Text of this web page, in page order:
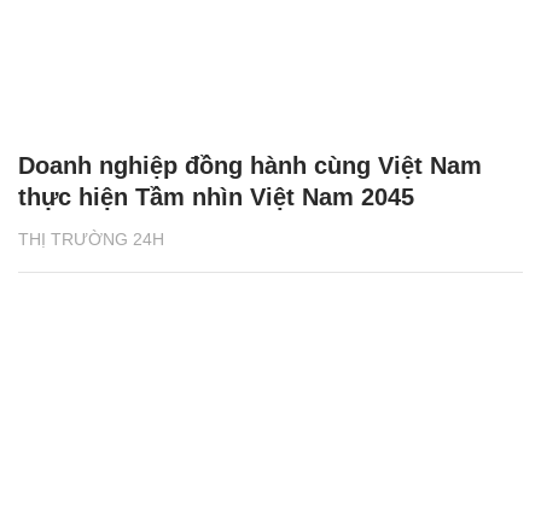
THỊ TRƯỜNG 24H
Doanh nghiệp đồng hành cùng Việt Nam
thực hiện Tầm nhìn Việt Nam 2045